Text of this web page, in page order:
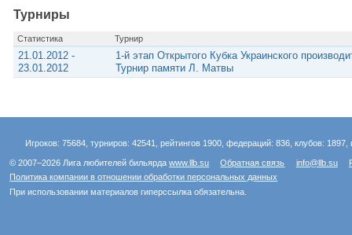
Турниры
Статистика Турнир
21.01.2012 -
23.01.2012
1-й этап Открытого Кубка Украинского
Турнир памяти Л. Матвы
Игроков: 75684, турниров: 42541, рейтингов 1900, федераций: 836, клубов:
© 2007–2026 Лига любителей бильярдаwww.llb.su Обратная связь info@llb.su
Политика компании в отношении обработки персональных данных
При использовании материалов гиперссылка обязательна.